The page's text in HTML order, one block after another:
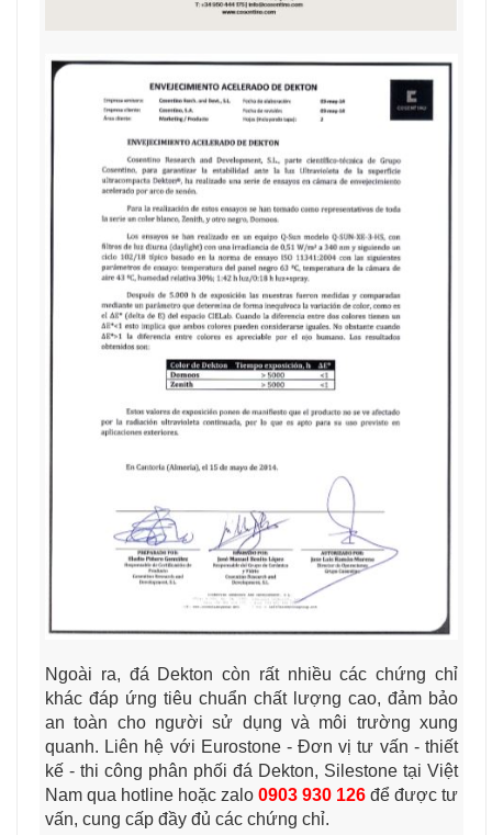
Ngoài ra, đá Dekton còn rất nhiều các chứng chỉ
khác đáp ứng tiêu chuẩn chất lượng cao, đảm bảo
an toàn cho người sử dụng và môi trường xung
quanh. Liên hệ với Eurostone - Đơn vị tư vấn - thiết
kế - thi công phân phối đá Dekton, Silestone tại Việt
Nam qua hotline hoặc zalo 0903 930 126 để được tư
vấn, cung cấp đầy đủ các chứng chỉ.